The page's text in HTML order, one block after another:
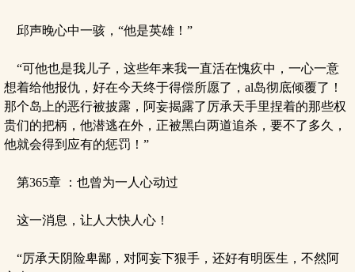
邱声晚心中一骇，“他是英雄！”
“可他也是我儿子，这些年来我一直活在愧疚中，一心一意
想着给他报仇，好在今天终于得偿所愿了，al岛彻底倾覆了！
那个岛上的恶行被披露，阿妄揭露了厉承天手里捏着的那些权
贵们的把柄，他潜逃在外，正被黑白两道追杀，要不了多久，
他就会得到应有的惩罚！”
第365章 ：也曾为一人心动过
这一消息，让人大快人心！
“厉承天阴险卑鄙，对阿妄下狠手，还好有明医生，不然阿